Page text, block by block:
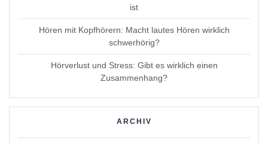
ist
Hören mit Kopfhörern: Macht lautes Hören wirklich
schwerhörig?
Hörverlust und Stress: Gibt es wirklich einen
Zusammenhang?
ARCHIV